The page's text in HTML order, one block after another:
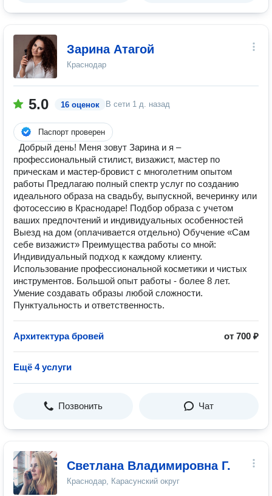
Зарина Атагой
Краснодар
5.0 16 оценок В сети 1 д. назад
Паспорт проверен
Добрый день! Меня зовут Зарина и я –
профессиональный стилист, визажист, мастер по
прическам и мастер-бровист с многолетним опытом
работы Предлагаю полный спектр услуг по созданию
идеального образа на свадьбу, выпускной, вечеринку или
фотосессию в Краснодаре! Подбор образа с учетом
ваших предпочтений и индивидуальных особенностей
Выезд на дом (оплачивается отдельно) Обучение «Сам
себе визажист» Преимущества работы со мной:
Индивидуальный подход к каждому клиенту.
Использование профессиональной косметики и чистых
инструментов. Большой опыт работы - более 8 лет.
Умение создавать образы любой сложности.
Пунктуальность и ответственность.
Архитектура бровей от 700 ₽
Ещё 4 услуги
Позвонить Чат
Светлана Владимировна Г.
Краснодар, Карасунский округ